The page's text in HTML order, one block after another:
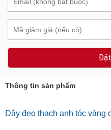
Thông tin sản phẩm
Dây đeo thạch anh tóc vàng